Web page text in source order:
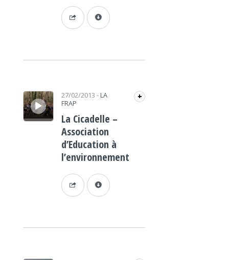
Lecteur audio 27/02/2013 - LA
FRAP
+
La Cicadelle –
Association
d’Education à
l’environnement